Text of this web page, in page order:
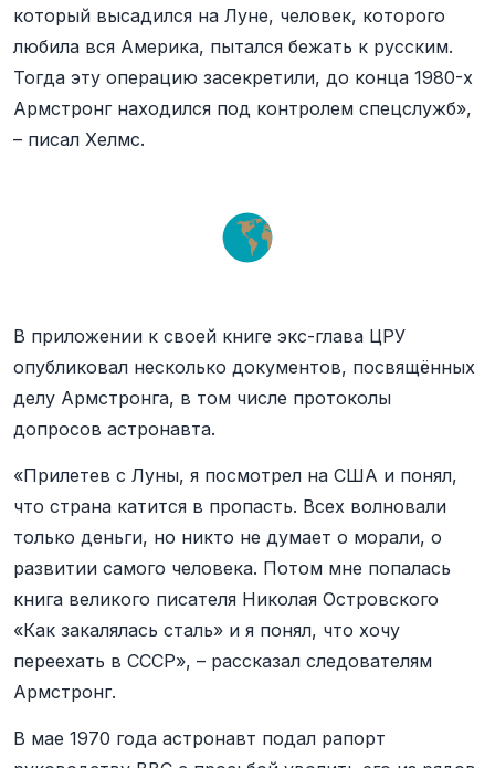
который высадился на Луне, человек, которого
любила вся Америка, пытался бежать к русским.
Тогда эту операцию засекретили, до конца 1980-х
Армстронг находился под контролем спецслужб»,
– писал Хелмс.
В приложении к своей книге экс-глава ЦРУ
опубликовал несколько документов, посвящённых
делу Армстронга, в том числе протоколы
допросов астронавта.
«Прилетев с Луны, я посмотрел на США и понял,
что страна катится в пропасть. Всех волновали
только деньги, но никто не думает о морали, о
развитии самого человека. Потом мне попалась
книга великого писателя Николая Островского
«Как закалялась сталь» и я понял, что хочу
переехать в СССР», – рассказал следователям
Армстронг.
В мае 1970 года астронавт подал рапорт